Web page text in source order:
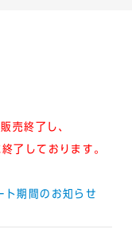
終了し、
了しております。
期間のお知らせ